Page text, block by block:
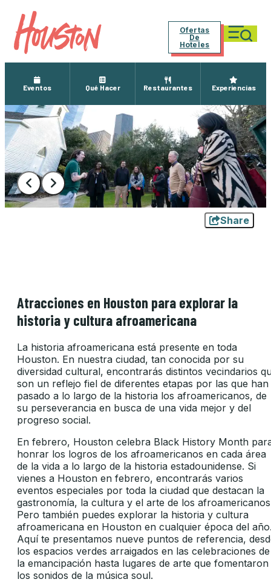
Ofertas
De
Hoteles
Eventos Qué Hacer Restaurantes Experiencias
Share
Atracciones en Houston para explorar la
historia y cultura afroamericana
La historia afroamericana está presente en toda
Houston. En nuestra ciudad, tan conocida por su
diversidad cultural, encontrarás distintos vecindarios
son un reflejo fiel de diferentes etapas por las que han
pasado a lo largo de la historia los afroamericanos, de
su perseverancia en busca de una vida mejor y del
progreso social.
En febrero, Houston celebra Black History Month
honrar los logros de los afroamericanos en cada área
de la vida a lo largo de la historia estadounidense. Si
vienes a Houston en febrero, encontrarás varios
eventos especiales por toda la ciudad que destacan la
gastronomía, la cultura y el arte de los
Pero también puedes explorar la historia y cultura
afroamericana en Houston en cualquier época del
Aquí te presentamos nueve puntos de referencia,
los espacios verdes arraigados en las celebraciones de
la emancipación hasta lugares de arte que fomentaron
los sonidos de la música soul.